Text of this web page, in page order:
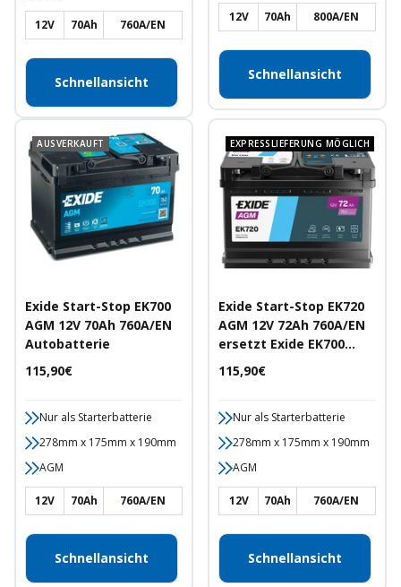
12V 70Ah 760A/EN
Schnellansicht
12V 70Ah 800A/EN
Schnellansicht
AUSVERKAUFT
Exide Start-Stop EK700
AGM 12V 70Ah 760A/EN
Autobatterie
Angebotspreis
115,90€
Nur als Starterbatterie
278mm x 175mm x 190mm
AGM
12V 70Ah 760A/EN
Schnellansicht
EXPRESSLIEFERUNG MÖGLICH
Exide Start-Stop EK720
AGM 12V 72Ah 760A/EN
ersetzt Exide EK700
Autobatterie
Angebotspreis
115,90€
Nur als Starterbatterie
278mm x 175mm x 190mm
AGM
12V 70Ah 760A/EN
Schnellansicht